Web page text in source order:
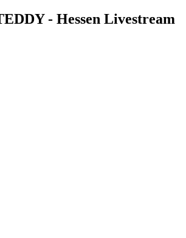
- Hessen Livestream